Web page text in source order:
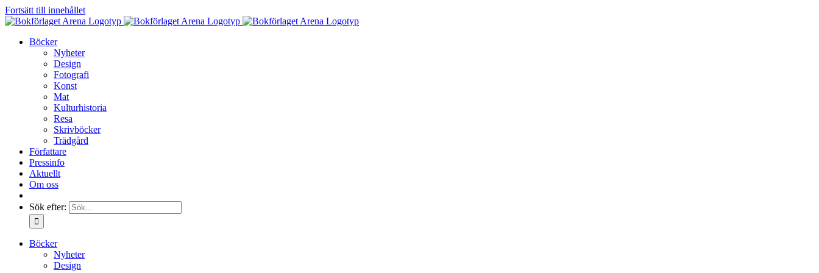
Fortsätt till innehållet
Böcker
Nyheter
Design
Fotografi
Konst
Mat
Kulturhistoria
Resa
Skrivböcker
Trädgård
Författare
Pressinfo
Aktuellt
Om oss
Sök efter:
Böcker
Nyheter
Design